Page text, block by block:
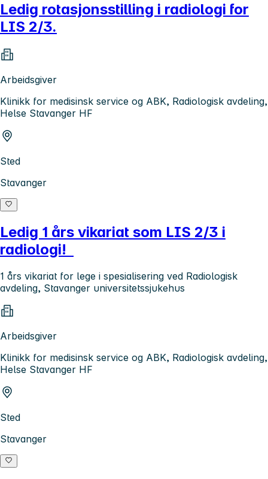
Ledig rotasjonsstilling i radiologi for
LIS 2/3.
Arbeidsgiver
Klinikk for medisinsk service og ABK, Radiologisk avdeling,
Helse Stavanger HF
Sted
Stavanger
Ledig 1 års vikariat som LIS 2/3 i
radiologi!
1 års vikariat for lege i spesialisering ved Radiologisk
avdeling, Stavanger universitetssjukehus
Arbeidsgiver
Klinikk for medisinsk service og ABK, Radiologisk avdeling,
Helse Stavanger HF
Sted
Stavanger